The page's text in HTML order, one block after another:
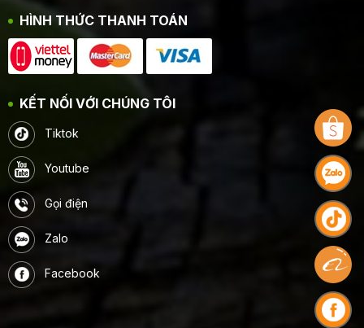
HÌNH THỨC THANH TOÁN
KẾT NỐI VỚI CHÚNG TÔI
Tiktok
Youtube
Gọi điện
Zalo
Facebook